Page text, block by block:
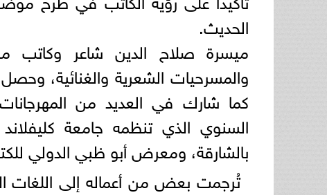
الحديث.
ميسرة صلاح الدين شاعر وكاتب
والمسرحيات الشعرية والغنائية،
كما شارك في العديد من المهرجانات
السنوي الذي تنظمه جامعة
بالشارقة، ومعرض أبو ظبي الدولي
تُرجمت بعض من أعماله إلى اللغات